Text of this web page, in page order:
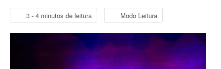
3 - 4 minutos de leitura Modo Leitura